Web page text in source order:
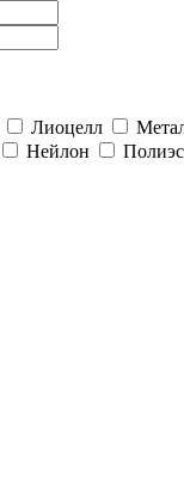
Лиоцелл
Нейлон